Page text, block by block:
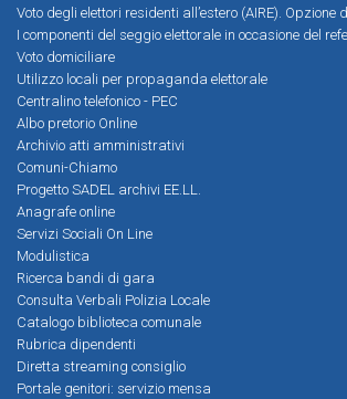
Voto degli elettori residenti all’estero (AIRE). Opzione
I componenti del seggio elettorale in occasione del
Voto domiciliare
Utilizzo locali per propaganda elettorale
Centralino telefonico - PEC
Albo pretorio Online
Archivio atti amministrativi
Comuni-Chiamo
Progetto SADEL archivi EE.LL.
Anagrafe online
Servizi Sociali On Line
Modulistica
Ricerca bandi di gara
Consulta Verbali Polizia Locale
Catalogo biblioteca comunale
Rubrica dipendenti
Diretta streaming consiglio
Portale genitori: servizio mensa